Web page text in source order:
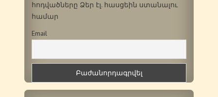
հոդվածները Ձեր էլ. հասցեին ստանալու
համար
Email